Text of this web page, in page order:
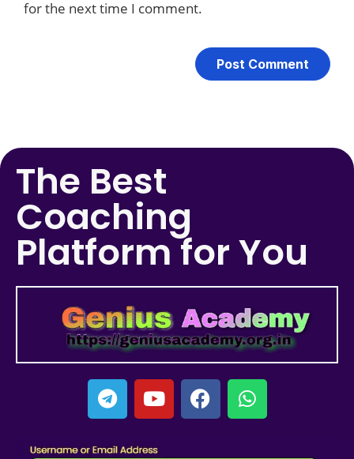
for the next time I comment.
The Best
Coaching
Platform for You